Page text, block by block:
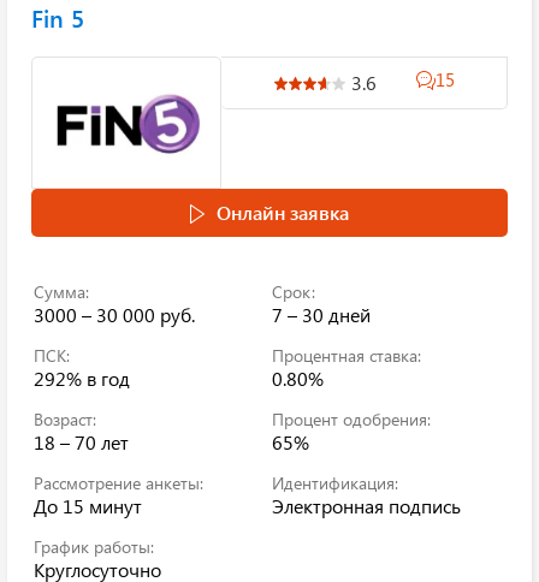
Fin 5
3.6 15
Онлайн заявка
Сумма:
3000 – 30 000 руб.
Срок:
7 – 30 дней
ПСК:
292% в год
Процентная ставка:
0.80%
Возраст:
18 – 70 лет
Процент одобрения:
65%
Рассмотрение анкеты:
До 15 минут
Идентификация:
Электронная подпись
График работы:
Круглосуточно